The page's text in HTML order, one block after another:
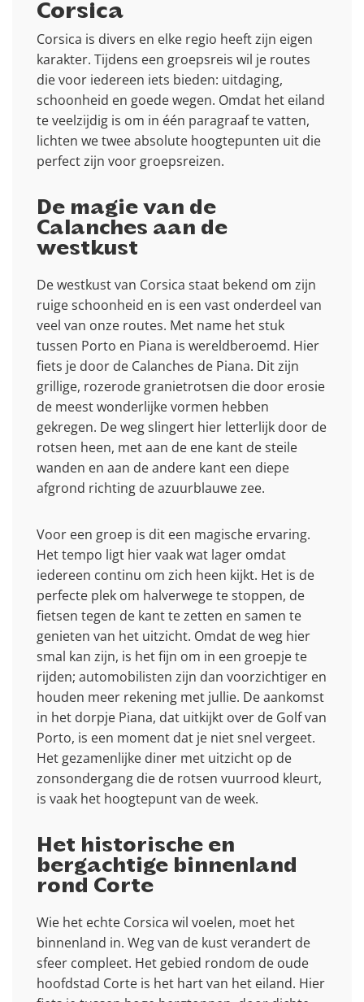
Corsica
Corsica is divers en elke regio heeft zijn eigen
karakter. Tijdens een groepsreis wil je routes
die voor iedereen iets bieden: uitdaging,
schoonheid en goede wegen. Omdat het eiland
te veelzijdig is om in één paragraaf te vatten,
lichten we twee absolute hoogtepunten uit die
perfect zijn voor groepsreizen.
De magie van de
Calanches aan de
westkust
De westkust van Corsica staat bekend om zijn
ruige schoonheid en is een vast onderdeel van
veel van onze routes. Met name het stuk
tussen Porto en Piana is wereldberoemd. Hier
fiets je door de Calanches de Piana. Dit zijn
grillige, rozerode granietrotsen die door erosie
de meest wonderlijke vormen hebben
gekregen. De weg slingert hier letterlijk door de
rotsen heen, met aan de ene kant de steile
wanden en aan de andere kant een diepe
afgrond richting de azuurblauwe zee.
Voor een groep is dit een magische ervaring.
Het tempo ligt hier vaak wat lager omdat
iedereen continu om zich heen kijkt. Het is de
perfecte plek om halverwege te stoppen, de
fietsen tegen de kant te zetten en samen te
genieten van het uitzicht. Omdat de weg hier
smal kan zijn, is het fijn om in een groepje te
rijden; automobilisten zijn dan voorzichtiger en
houden meer rekening met jullie. De aankomst
in het dorpje Piana, dat uitkijkt over de Golf van
Porto, is een moment dat je niet snel vergeet.
Het gezamenlijke diner met uitzicht op de
zonsondergang die de rotsen vuurrood kleurt,
is vaak het hoogtepunt van de week.
Het historische en
bergachtige binnenland
rond Corte
Wie het echte Corsica wil voelen, moet het
binnenland in. Weg van de kust verandert de
sfeer compleet. Het gebied rondom de oude
hoofdstad Corte is het hart van het eiland. Hier